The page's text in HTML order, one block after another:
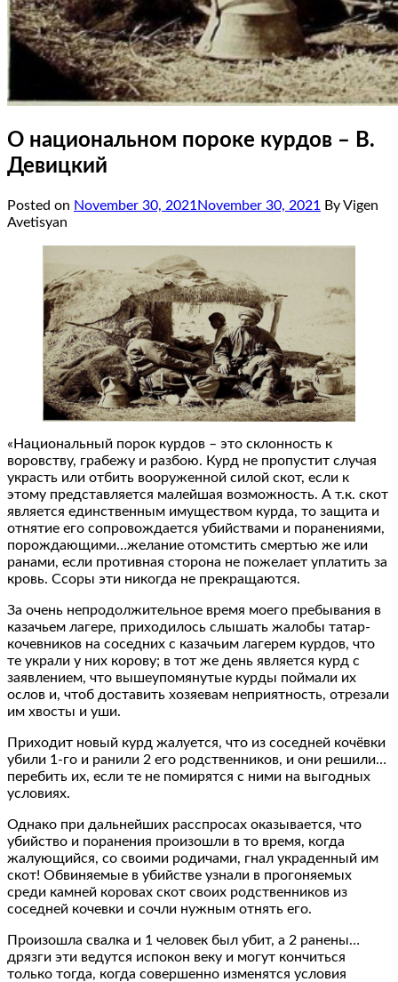
О национальном пороке курдов – В.
Девицкий
Posted on November 30, 2021 November 30, 2021
By Vigen
Avetisyan
«Национальный порок курдов – это склонность к
воровству, грабежу и разбою. Курд не пропустит случая
украсть или отбить вооруженной силой скот, если к
этому представляется малейшая возможность. А т.к. скот
является единственным имуществом курда, то защита и
отнятие его сопровождается убийствами и поранениями,
порождающими…желание отомстить смертью же или
ранами, если противная сторона не пожелает уплатить за
кровь. Ссоры эти никогда не прекращаются.
За очень непродолжительное время моего пребывания в
казачьем лагере, приходилось слышать жалобы татар-
кочевников на соседних с казачьим лагерем курдов, что
те украли у них корову; в тот же день является курд с
заявлением, что вышеупомянутые курды поймали их
ослов и, чтоб доставить хозяевам неприятность, отрезали
им хвосты и уши.
Приходит новый курд жалуется, что из соседней кочёвки
убили 1-го и ранили 2 его родственников, и они решили…
перебить их, если те не помирятся с ними на выгодных
условиях.
Однако при дальнейших расспросах оказывается, что
убийство и поранения произошли в то время, когда
жалующийся, со своими родичами, гнал украденный им
скот! Обвиняемые в убийстве узнали в прогоняемых
среди камней коровах скот своих родственников из
соседней кочевки и сочли нужным отнять его.
Произошла свалка и 1 человек был убит, а 2 ранены…
дрязги эти ведутся испокон веку и могут кончиться
только тогда, когда совершенно изменятся условия